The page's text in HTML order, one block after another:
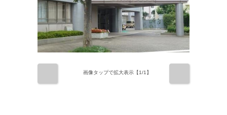
画像タップで拡大表示【1/1】